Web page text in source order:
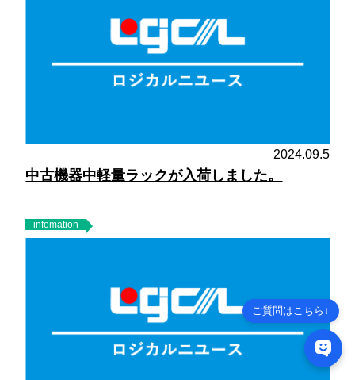
2024.09.5
中古機器中軽量ラックが入荷しました。
infomation
ご質問はこちら↓